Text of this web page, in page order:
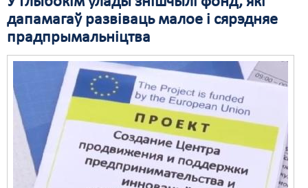
дапамагаў развіваць малое і сярэдняе
прадпрымальніцтва
Пэнітэнцыярная сыстэма
Распальваньне варожасьці
Свабода слова
Свабода сумленьня